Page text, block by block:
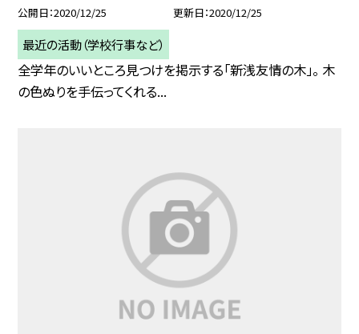
公開日 2020/12/25 更新日 2020/12/25
最近の活動（学校行事など）
全学年のいいところ見つけを掲示する「新浅友情の木」。 木
の色ぬりを手伝ってくれる...